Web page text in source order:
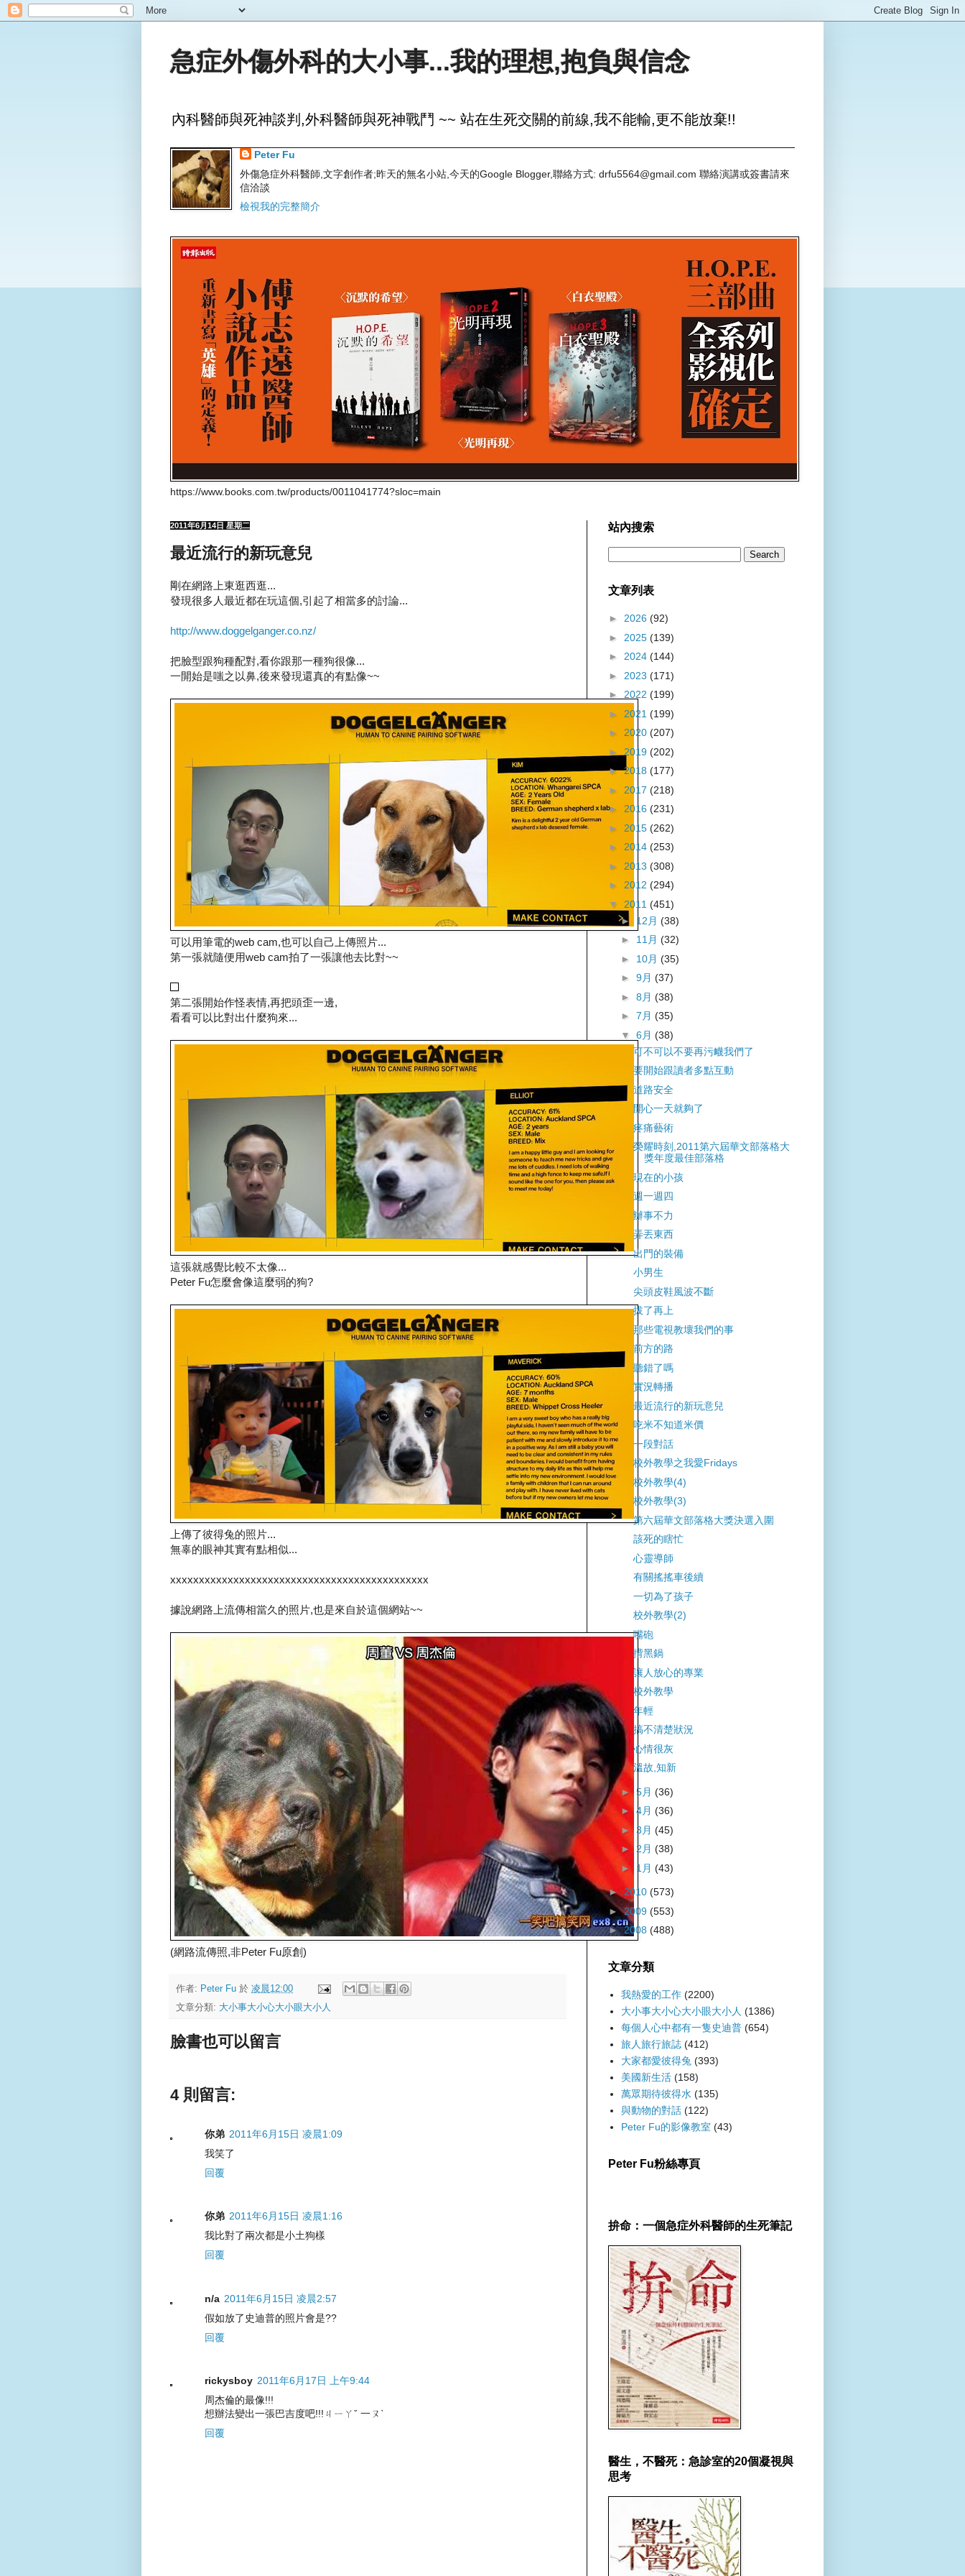
急症外傷外科的大小事...我的理想,抱負與信念
內科醫師與死神談判,外科醫師與死神戰鬥 ~~ 站在生死交關的前線,我不能輸,更不能放棄!!
Peter Fu
外傷急症外科醫師,文字創作者;昨天的無名小站,今天的Google Blogger,聯絡方式: drfu5564@gmail.com 聯絡演講或簽書請來
信洽談
檢視我的完整簡介
https://www.books.com.tw/products/0011041774?sloc=main
2011年6月14日 星期二
最近流行的新玩意兒
剛在網路上東逛西逛...
發現很多人最近都在玩這個,引起了相當多的討論...
http://www.doggelganger.co.nz/
把臉型跟狗種配對,看你跟那一種狗很像...
一開始是嗤之以鼻,後來發現還真的有點像~~
可以用筆電的web cam,也可以自己上傳照片...
第一張就隨便用web cam拍了一張讓他去比對~~
第二張開始作怪表情,再把頭歪一邊,
看看可以比對出什麼狗來...
這張就感覺比較不太像...
Peter Fu怎麼會像這麼弱的狗?
上傳了彼得兔的照片...
無辜的眼神其實有點相似...
xxxxxxxxxxxxxxxxxxxxxxxxxxxxxxxxxxxxxxxxxxxxx
據說網路上流傳相當久的照片,也是來自於這個網站~~
(網路流傳照,非Peter Fu原創)
作者: Peter Fu 於 凌晨12:00
文章分類: 大小事大小心大小眼大小人
臉書也可以留言
4 則留言:
你弟 2011年6月15日 凌晨1:09
我笑了
回覆
你弟 2011年6月15日 凌晨1:16
我比對了兩次都是小土狗樣
回覆
n/a 2011年6月15日 凌晨2:57
假如放了史迪普的照片會是??
回覆
rickysboy 2011年6月17日 上午9:44
周杰倫的最像!!!
想辦法變出一張巴吉度吧!!!ㄐㄧㄚˇ 一ㄡˋ
回覆
站內搜索
文章列表
► 2026 (92)
► 2025 (139)
► 2024 (144)
► 2023 (171)
► 2022 (199)
► 2021 (199)
► 2020 (207)
► 2019 (202)
►2018 (177)
► 2017 (218)
► 2016 (231)
► 2015 (262)
► 2014 (253)
► 2013 (308)
► 2012 (294)
▼ 2011 (451)
► 12月 (38)
► 11月 (32)
► 10月 (35)
► 9月 (37)
► 8月 (38)
► 7月 (35)
▼ 6月 (38)
可不可以不要再污衊我們了
要開始跟讀者多點互動
道路安全
開心一天就夠了
疼痛藝術
榮耀時刻,2011第六屆華文部落格大
獎年度最佳部落格
現在的小孩
週一週四
辦事不力
弄丟東西
出門的裝備
小男生
尖頭皮鞋風波不斷
拔了再上
那些電視教壞我們的事
前方的路
聽錯了嗎
實況轉播
最近流行的新玩意兒
吃米不知道米價
一段對話
校外教學之我愛Fridays
校外教學(4)
校外教學(3)
第六屆華文部落格大獎決選入圍
該死的瞎忙
心靈導師
有關搖搖車後續
一切為了孩子
校外教學(2)
嘴砲
揹黑鍋
讓人放心的專業
校外教學
年輕
搞不清楚狀況
心情很灰
溫故,知新
► 5月 (36)
►4月 (36)
►3月 (45)
► 2月 (38)
► 1月 (43)
►2010 (573)
►2009 (553)
►2008 (488)
文章分類
我熱愛的工作 (2200)
大小事大小心大小眼大小人 (1386)
每個人心中都有一隻史迪普 (654)
旅人旅行旅誌 (412)
大家都愛彼得兔 (393)
美國新生活 (158)
萬眾期待彼得水 (135)
與動物的對話 (122)
Peter Fu的影像教室 (43)
Peter Fu粉絲專頁
拚命：一個急症外科醫師的生死筆記
醫生，不醫死：急診室的20個凝視與
思考